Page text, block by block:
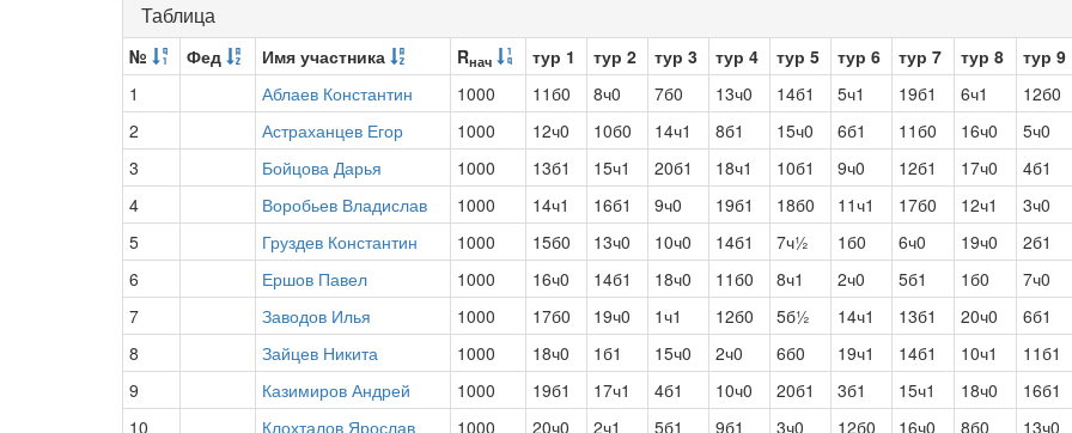
Таблица
№ Фед Имя участника Rнач тур 1 тур 2 тур 3 тур 4 тур 5 тур 6 тур 7 тур 8 тур 9
1
Аблаев Константин 1000 11б0 8ч0 7б0 13ч0 14б1 5ч1 19б1 6ч1 12б0
2
Астраханцев Егор 1000 12ч0 10б0 14ч1 8б1 15ч0 6б1 11б0 16ч0 5ч0
3
Бойцова Дарья 1000 13б1 15ч1 20б1 18ч1 10б1 9ч0 12б1 17ч0 4б1
4
Воробьев Владислав 1000 14ч1 16б1 9ч0 19б1 18б0 11ч1 17б0 12ч1 3ч0
5
Груздев Константин 1000 15б0 13ч0 10ч0 14б1 7ч½ 1б0 6ч0 19ч0 2б1
6
Ершов Павел 1000 16ч0 14б1 18ч0 11б0 8ч1 2ч0 5б1 1б0 7ч0
7
Заводов Илья 1000 17б0 19ч0 1ч1 12б0 5б½ 14ч1 13б1 20ч0 6б1
8
Зайцев Никита 1000 18ч0 1б1 15ч0 2ч0 6б0 19ч1 14б1 10ч1 11б1
9
Казимиров Андрей 1000 19б1 17ч1 4б1 10ч0 20б1 3б1 15ч1 18ч0 16б1
10
Клохталов Ярослав 1000 20ч0 2ч1 5б1 9б1 3ч0 12б0 16ч0 8б0 13ч0